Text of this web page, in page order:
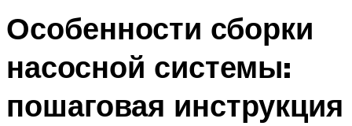
Особенности сборки
насосной системы:
пошаговая инструкция